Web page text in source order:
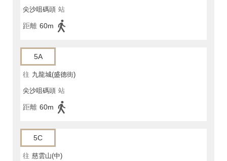
尖沙咀碼頭 站
距離 60m
5A
往 九龍城(盛德街)
尖沙咀碼頭 站
距離 60m
5C
往 慈雲山(中)